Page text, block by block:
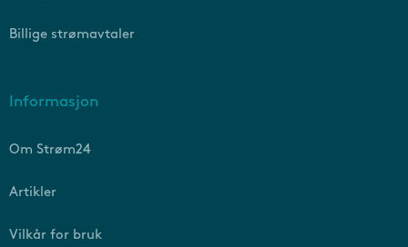
Billige strømavtaler
Informasjon
Om Strøm24
Artikler
Vilkår for bruk